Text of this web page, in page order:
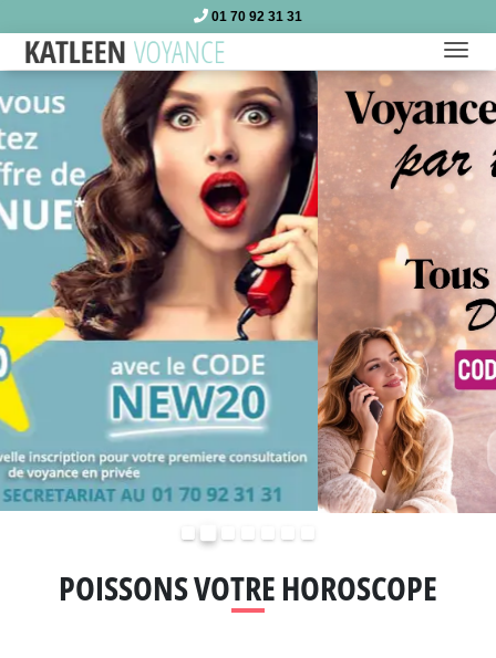
01 70 92 31 31
POISSONS VOTRE HOROSCOPE